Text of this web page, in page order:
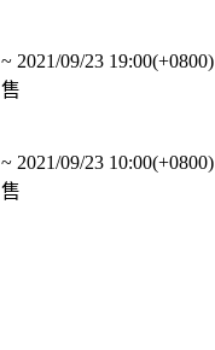
~ 2021/09/23 19:00(+0800)
售
~ 2021/09/23 10:00(+0800)
售